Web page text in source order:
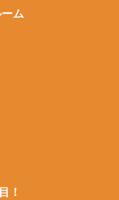
ム
！